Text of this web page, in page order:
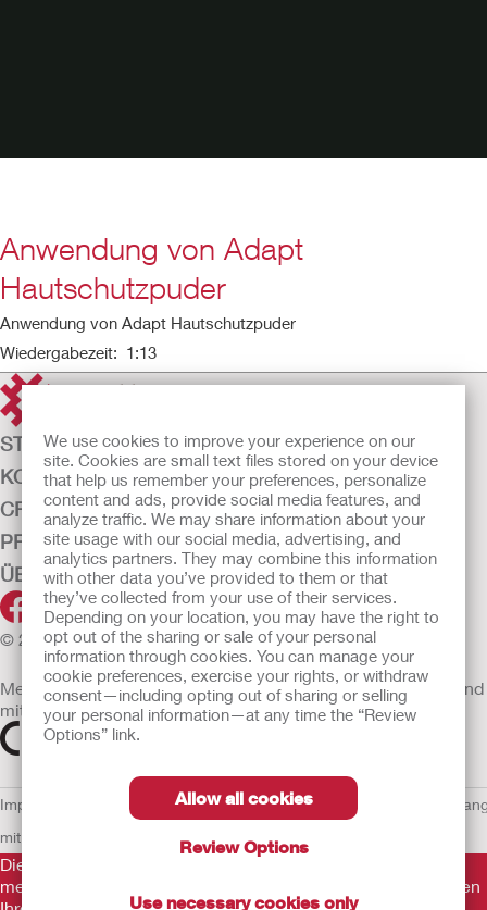
We use cookies to improve your experience on our
site. Cookies are small text files stored on your device
that help us remember your preferences, personalize
content and ads, provide social media features, and
analyze traffic. We may share information about your
site usage with our social media, advertising, and
analytics partners. They may combine this information
with other data you’ve provided to them or that
they’ve collected from your use of their services.
Depending on your location, you may have the right to
opt out of the sharing or sale of your personal
information through cookies. You can manage your
cookie preferences, exercise your rights, or withdraw
consent—including opting out of sharing or selling
your personal information—at any time the “Review
Options” link.
Allow all cookies
Review Options
Use necessary cookies only
Anwendung von Adapt
Hautschutzpuder
Anwendung von Adapt Hautschutzpuder
Wiedergabezeit: 1:13
STOMAVERSORGUNG
KONTINENZ-VERSORGUNG
CRITICAL CARE
PRODUKTE
ÜBER UNS
© 2026 Hollister Incorporated
Medizinprodukte, die innerhalb der EU vertrieben werden, sind
mit einem der folgenden Symbole gekennzeichnet
Impressum NutzungsbedingungenDatenschutzerklärung
mit Cookies
EU Whistleblowern-Mitteilung
Die Informationen auf dieser Website sind nicht als
medizinische Beratung gedacht und sollen die Empfehlungen